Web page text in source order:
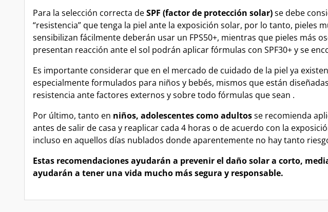
Para la selección correcta deSPF (factor de protección solar)se debe
“resistencia” que tenga la piel ante la exposición solar, por lo tanto, pieles
sensibilizan fácilmente deberán usar un FPS50+, mientras que pieles más
presentan reacción ante el sol podrán aplicar fórmulas con SPF30+ y se
Es importante considerar que en el mercado de cuidado de la piel ya
especialmente formulados para niños y bebés, mismos que están
resistencia ante factores externos y sobre todo fórmulas que sean .
Por último, tanto en niños, adolescentes como adultosse recomienda
antes de salir de casa y reaplicar cada 4 horas o de acuerdo con la
incluso en aquellos días nublados donde aparentemente no hay tanto
Estas recomendaciones ayudarán a prevenir el daño solar a corto,
ayudarán a tener una vida mucho más segura y responsable.